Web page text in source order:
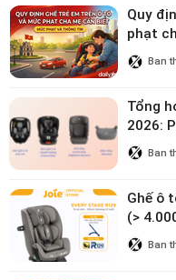
Quy
phạt
Ban
Tổng
2026:
Ban
Ghế ô
(>
đáng
Ban